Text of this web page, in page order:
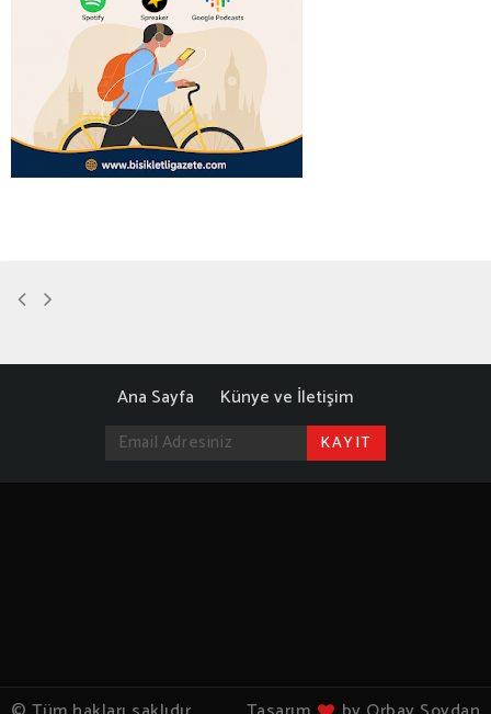
Ana Sayfa Künye ve İletişim